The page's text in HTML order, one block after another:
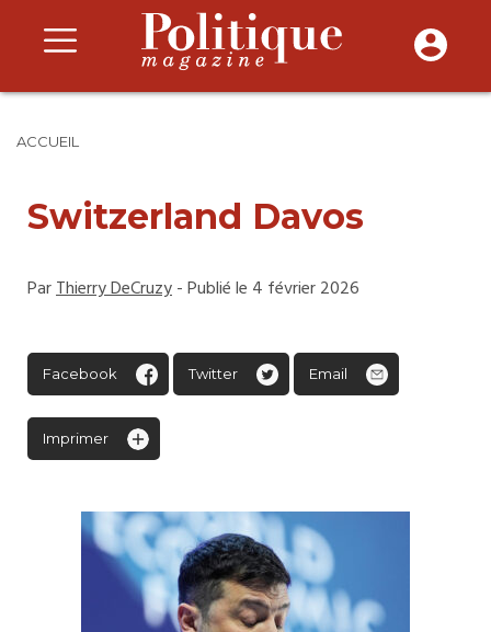
ACCUEIL
Switzerland Davos
ParThierry DeCruzy- Publié le 4 février 2026
Facebook Twitter Email
Imprimer